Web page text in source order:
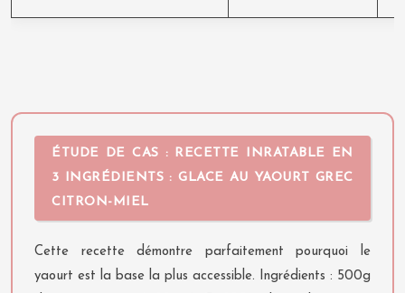
ÉTUDE DE CAS : RECETTE INRATABLE EN
3 INGRÉDIENTS : GLACE AU YAOURT GREC
CITRON-MIEL
Cette recette démontre parfaitement pourquoi le
yaourt est la base la plus accessible. Ingrédients : 500g